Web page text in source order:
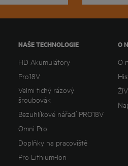
NAŠE TECHNOLOGIE
HD Akumulátory
Pro18V
Velmi tichý rázový
šroubovák
Bezuhlíkové nářadí PRO18V
Omni Pro
Doplňky na pracoviště
Pro Lithium-Ion
O
O